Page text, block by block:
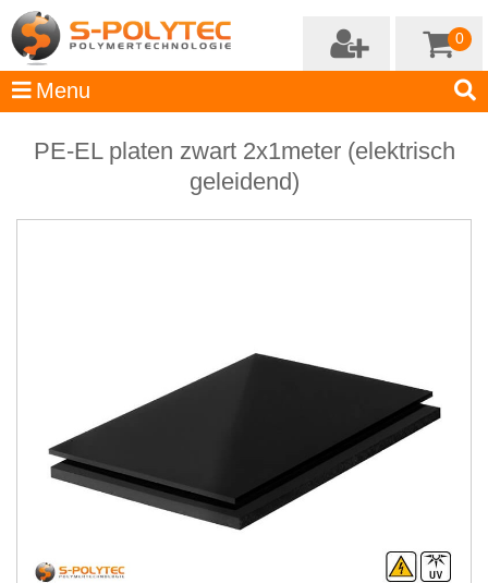
0
PE-EL platen zwart 2x1meter (elektrisch
geleidend)